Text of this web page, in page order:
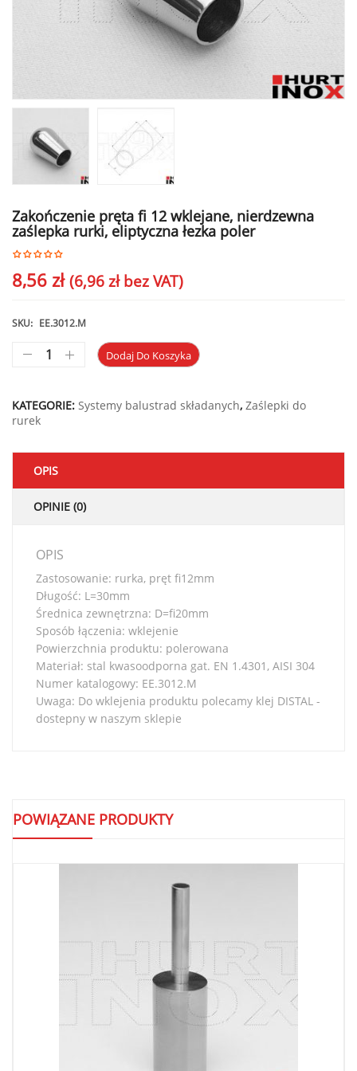
Zakończenie pręta fi 12 wklejane, nierdzewna
zaślepka rurki, eliptyczna łezka poler
8,56 zł (6,96 złbez VAT)
SKU: EE.3012.M
Dodaj Do Koszyka
KATEGORIE: Systemy balustrad składanych, Zaślepki do
rurek
OPIS
OPINIE (0)
OPIS
Zastosowanie: rurka, pręt fi12mm
Długość: L=30mm
Średnica zewnętrzna: D=fi20mm
Sposób łączenia: wklejenie
Powierzchnia produktu: polerowana
Materiał: stal kwasoodporna gat. EN 1.4301, AISI 304
Numer katalogowy: EE.3012.M
Uwaga: Do wklejenia produktu polecamy klej DISTAL -
dostepny w naszym sklepie
POWIĄZANE PRODUKTY